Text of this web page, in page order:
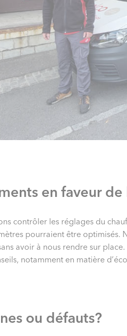
en faveur
contrôler les réglages du
pourraient être
avoir à nous rendre sur
notamment en matière
ou défauts?